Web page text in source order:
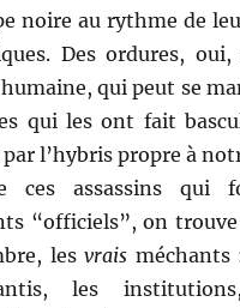
noire au rythme de
Des ordures,
qui peut se
qui les ont fait
l’hybris propre à
ces assassins qui
“officiels”, on
lesvrais méchants
les